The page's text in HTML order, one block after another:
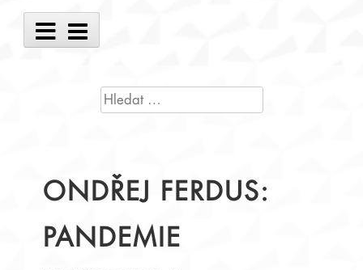
Main
Menu
VYHLEDÁVÁNÍ
ONDŘEJ FERDUS:
PANDEMIE